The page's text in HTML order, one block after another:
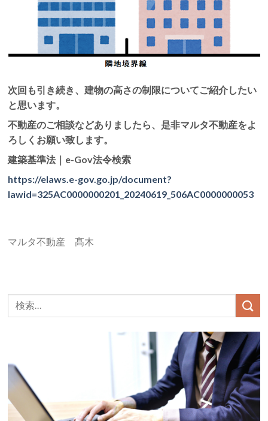
次回も引き続き、建物の高さの制限についてご紹介したい
と思います。
不動産のご相談などありましたら、是非マルタ不動産をよ
ろしくお願い致します。
建築基準法｜e-Gov法令検索
https://elaws.e-gov.go.jp/document?
lawid=325AC0000000201_20240619_506AC0000000053
マルタ不動産 髙木